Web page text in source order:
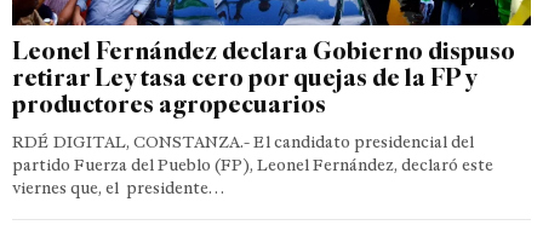
Leonel Fernández declara Gobierno dispuso
retirar Ley tasa cero por quejas de la FP y
productores agropecuarios
RDÉ DIGITAL, CONSTANZA.- El candidato presidencial del
partido Fuerza del Pueblo (FP), Leonel Fernández, declaró este
viernes que, el presidente…